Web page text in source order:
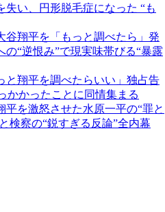
い、円形脱毛症になった “も
谷翔平を「もっと調べたら」発
“逆恨み”で現実味帯びる“暴露
と翔平を調べたらいい」独占告
かかったことに同情集まる
平を激怒させた水原一平の“罪と
検察の“鋭すぎる反論”全内幕